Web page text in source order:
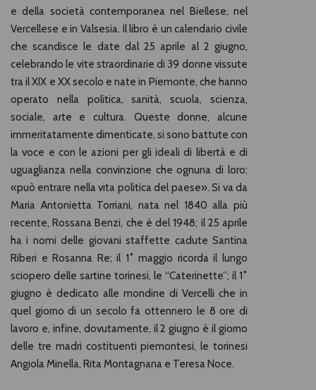
e della società contemporanea nel Biellese, nel
Vercellese e in Valsesia. Il libro è un calendario civile
che scandisce le date dal 25 aprile al 2 giugno,
celebrando le vite straordinarie di 39 donne vissute
tra il XIX e XX secolo e nate in Piemonte, che hanno
operato nella politica, sanità, scuola, scienza,
sociale, arte e cultura. Queste donne, alcune
immeritatamente dimenticate, si sono battute con
la voce e con le azioni per gli ideali di libertà e di
uguaglianza nella convinzione che ognuna di loro:
«può entrare nella vita politica del paese». Si va da
Maria Antonietta Torriani, nata nel 1840 alla più
recente, Rossana Benzi, che è del 1948; il 25 aprile
ha i nomi delle giovani staffette cadute Santina
Riberi e Rosanna Re; il 1˚ maggio ricorda il lungo
sciopero delle sartine torinesi, le “Caterinette”; il 1˚
giugno è dedicato alle mondine di Vercelli che in
quel giorno di un secolo fa ottennero le 8 ore di
lavoro e, infine, dovutamente, il 2 giugno è il giorno
delle tre madri costituenti piemontesi, le torinesi
Angiola Minella, Rita Montagnana e Teresa Noce.